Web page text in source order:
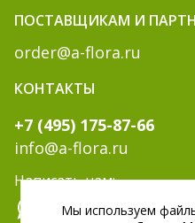
ПОСТАВЩИКАМ И
order@a-flora.ru
КОНТАКТЫ
+7 (495) 175-87-66
info@a-flora.ru
Написать нам:
Мы используем